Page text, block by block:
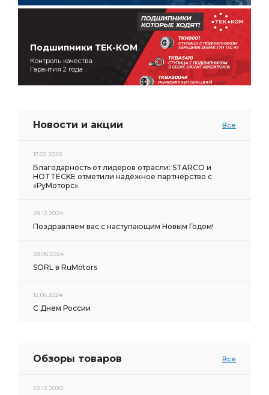
Подшипники ТЕК-КОМ
Контроль качества
Гарантия 2 года
Новости и акции Все
13.02.2026
Благодарность от лидеров отрасли: STARCO и
HOTTECKE отметили надёжное партнёрство с
«РуМоторс»
28.12.2024
Поздравляем вас с наступающим Новым Годом!
28.06.2024
SORL в RuMotors
12.06.2024
С Днем России
Обзоры товаров Все
22.12.2020